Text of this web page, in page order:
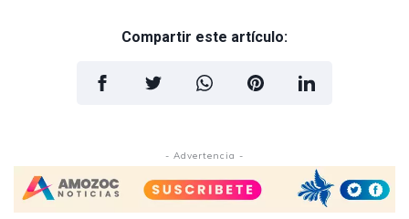
Compartir este artículo:
- Advertencia -